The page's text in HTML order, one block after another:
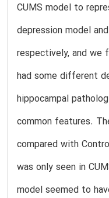
CUMS model to
depression model
respectively, and we
had some different
hippocampal
common features.
compared with
was only seen in
model seemed to